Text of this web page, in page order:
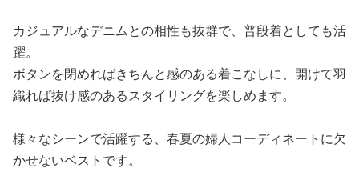
カジュアルなデニムとの相性も抜群で、普段着としても活
躍。
ボタンを閉めればきちんと感のある着こなしに、開けて羽
織れば抜け感のあるスタイリングを楽しめます。
様々なシーンで活躍する、春夏の婦人コーディネートに欠
かせないベストです。